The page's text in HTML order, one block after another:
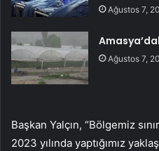
Ağustos 7,
Ağustos 7,
Başkan Yalçın, “Bölgemiz
2023 yılında yaptığımız